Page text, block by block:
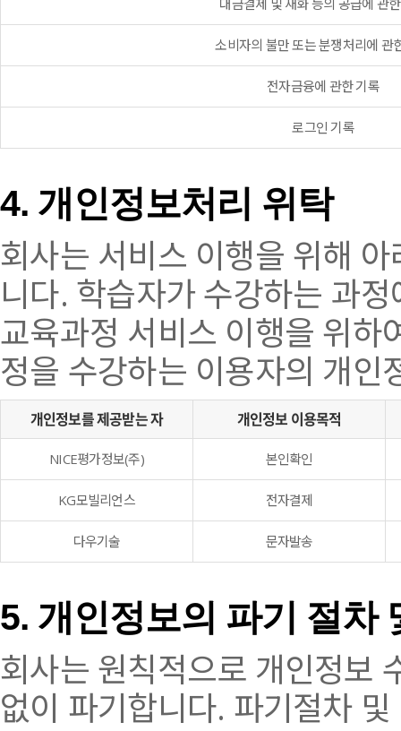
대금결제 및 재화 등의 공급에 관
소비자의 불만 또는 분쟁처리에 관
전자금융에 관한 기록
로그인 기록
4. 개인정보처리 위탁
회사는 서비스 이행을 위해
니다. 학습자가 수강하는 과
교육과정 서비스 이행을 위하
정을 수강하는 이용자의 개인
개인정보를 제공받는 자 개인정보 이용목적
NICE평가정보(주) 본인확인
KG모빌리언스 전자결제
다우기술 문자발송
5. 개인정보의 파기 절차
회사는 원칙적으로 개인정보
없이 파기합니다. 파기절차